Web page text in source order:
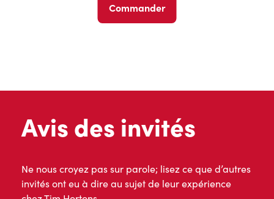
Commander
Avis des invités
Ne nous croyez pas sur parole; lisez ce que d’autres
invités ont eu à dire au sujet de leur expérience